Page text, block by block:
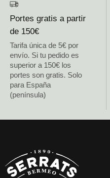
Portes gratis a partir
de 150€
Tarifa única de 5€ por
envío. Si tu pedido es
superior a 150€ los
portes son gratis. Solo
para España
(península)